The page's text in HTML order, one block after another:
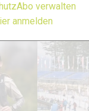
Abo verwalten
anmelden